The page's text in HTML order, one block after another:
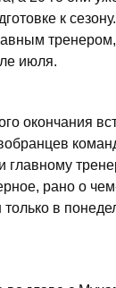
к
июля.
окончания
главному
рано о
только в